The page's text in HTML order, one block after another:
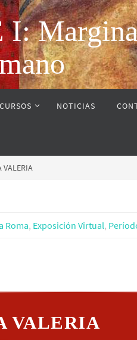
NOTICIAS
VALERIA
Roma, Exposición Virtual,
VALERIA